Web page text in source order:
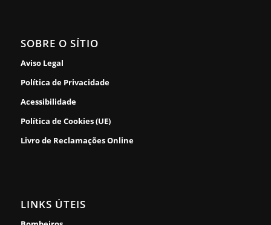
SOBRE O SÍTIO
Aviso Legal
Política de Privacidade
Acessibilidade
Política de Cookies (UE)
Livro de Reclamações Online
LINKS ÚTEIS